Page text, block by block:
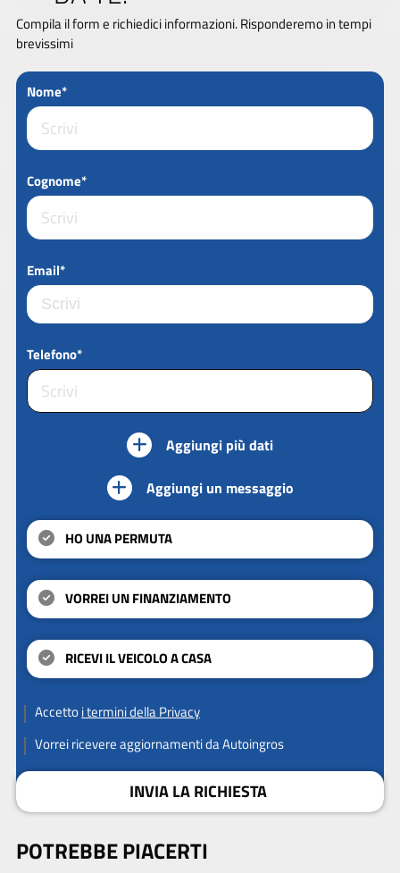
Compila il form e richiedici informazioni. Risponderemo in tempi
brevissimi
Nome*
Cognome*
Email*
Telefono*
Aggiungi più dati
Aggiungi un messaggio
HO UNA PERMUTA
VORREI UN FINANZIAMENTO
RICEVI IL VEICOLO A CASA
Accettoi termini della Privacy
Vorrei ricevere aggiornamenti da Autoingros
INVIA LA RICHIESTA
POTREBBE PIACERTI